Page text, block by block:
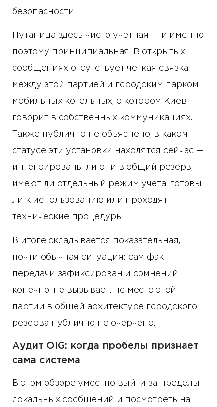
безопасности.
Путаница здесь чисто учетная — и именно
поэтому принципиальная. В открытых
сообщениях отсутствует четкая связка
между этой партией и городским парком
мобильных котельных, о котором Киев
говорит в собственных коммуникациях.
Также публично не объяснено, в каком
статусе эти установки находятся сейчас —
интегрированы ли они в общий резерв,
имеют ли отдельный режим учета, готовы
ли к использованию или проходят
технические процедуры.
В итоге складывается показательная,
почти обычная ситуация: сам факт
передачи зафиксирован и сомнений,
конечно, не вызывает, но место этой
партии в общей архитектуре городского
резерва публично не очерчено.
Аудит OIG: когда пробелы признает
сама система
В этом обзоре уместно выйти за пределы
локальных сообщений и посмотреть на